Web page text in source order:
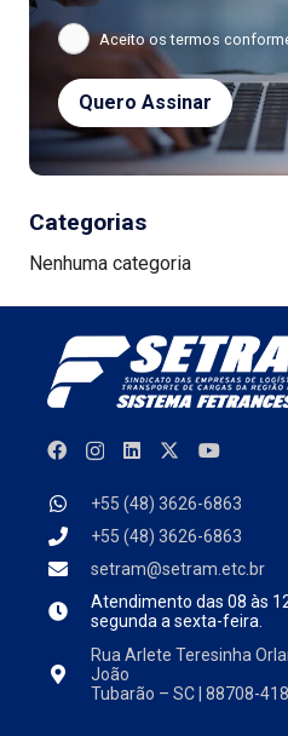
Aceito os termos
Categorias
Nenhuma categoria
+55 (48) 3626-6863
+55 (48) 3626-6863
setram@setram.etc.br
Atendimento das 08 às
segunda a sexta-feira.
Rua Arlete Teresinha
João
Tubarão – SC | 88708-418